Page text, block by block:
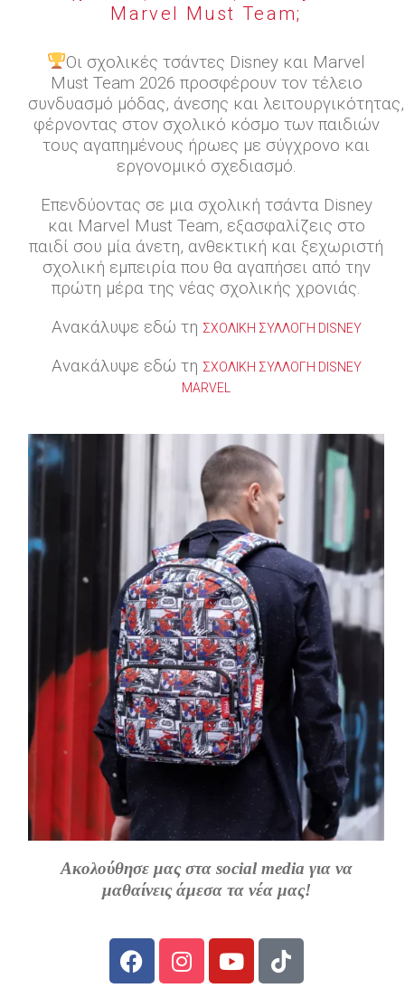
Marvel Must Team;
Οι σχολικές τσάντες Disney και Marvel
Must Team 2026 προσφέρουν τον τέλειο
συνδυασμό μόδας, άνεσης και λειτουργικότητας,
φέρνοντας στον σχολικό κόσμο των παιδιών
τους αγαπημένους ήρωες με σύγχρονο και
εργονομικό σχεδιασμό.
Επενδύοντας σε μια σχολική τσάντα Disney
και Marvel Must Team, εξασφαλίζεις στο
παιδί σου μία άνετη, ανθεκτική και ξεχωριστή
σχολική εμπειρία που θα αγαπήσει από την
πρώτη μέρα της νέας σχολικής χρονιάς.
Ανακάλυψε εδώ τη ΣΧΟΛΙΚΉ ΣΥΛΛΟΓΉ DISNEY
Ανακάλυψε εδώ τη ΣΧΟΛΙΚΉ ΣΥΛΛΟΓΉ DISNEY
MARVEL
Ακολούθησε μας στα social media για να
μαθαίνεις άμεσα τα νέα μας!